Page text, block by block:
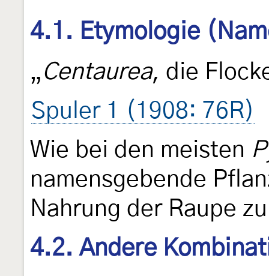
4.1. Etymologie
„Centaurea, die
Spuler 1 (1908: 76R)
Wie bei den meisten
namensgebende
Nahrung der Raupe
4.2. Andere